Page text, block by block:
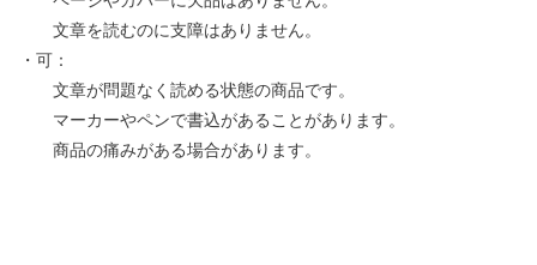
文章を読むのに支障はありません。
・可：
文章が問題なく読める状態の商品です。
マーカーやペンで書込があることがあります。
商品の痛みがある場合があります。